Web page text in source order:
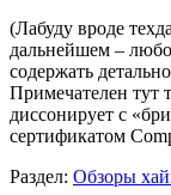
(Лабуду вроде
дальнейшем –
содержать
Примечателен тут
диссонирует с
сертификатом
Раздел: Обзоры